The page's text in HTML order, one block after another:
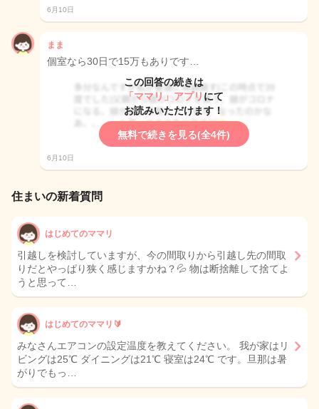
6月10日
まま
個室なら30日で15万もありです…
この回答の続きは
「ママリ」アプリ にて
お読みいただけます！
無料で続きを見る(全4件)
6月10日
住まいの新着質問
はじめてのママリ
引越しを検討していますが、今の間取りから引越し先の間取
りだとやっぱり狭く感じますかね？💦 物は断捨離して捨てよ
うと思って…
はじめてのママリ🔰
みなさんエアコンの設定温度を教えてください。 我が家はリ
ビングは25℃ ダイニングは21℃ 寝室は24℃ です。旦那は暑
がりでもっ…